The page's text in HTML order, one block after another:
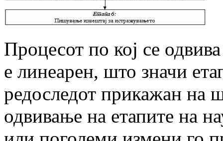
Процесот по кој се
е линеарен, што значи
редоследот прикажан на
одвивање на етапите на